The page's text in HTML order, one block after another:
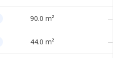
90.0 m² —
44.0 m² —